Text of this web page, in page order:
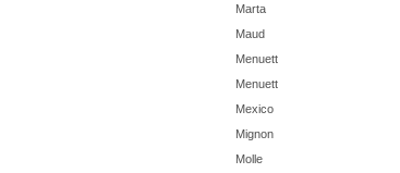
Marta
Maud
Menuett
Menuett
Mexico
Mignon
Molle